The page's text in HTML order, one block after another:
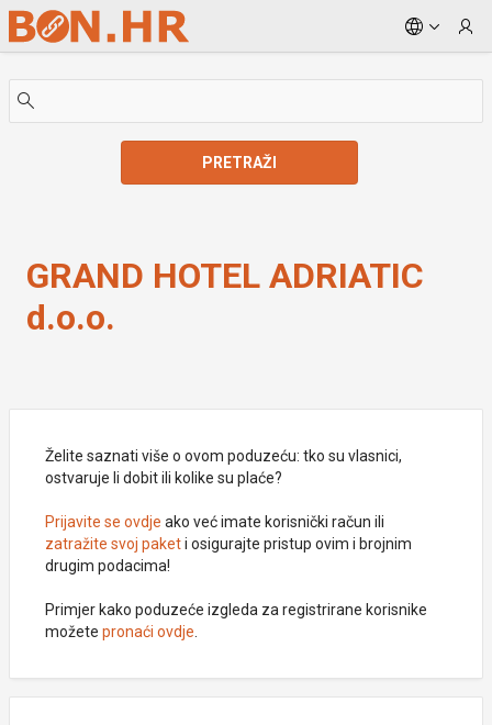
Skip to Main Content
PRETRAŽI
GRAND HOTEL ADRIATIC
d.o.o.
Želite saznati više o ovom poduzeću: tko su vlasnici,
ostvaruje li dobit ili kolike su plaće?
Prijavite se ovdje ako već imate korisnički račun ili
zatražite svoj paketi osigurajte pristup ovim i brojnim
drugim podacima!
Primjer kako poduzeće izgleda za registrirane korisnike
možete pronaći ovdje